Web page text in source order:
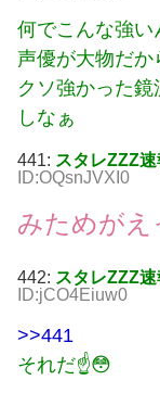
何でこんな強い
声優が大物だか
クソ強かった
しなぁ
441: スタレZZZ速
ID:OQsnJVXI0
みためがえ
442: スタレZZZ速
ID:jCO4Eiuw0
>>441
それだ☝😳